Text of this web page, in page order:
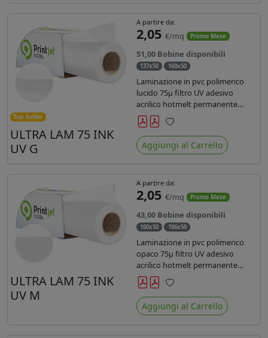
Top Seller
ULTRA LAM 75 INK
UV G
A partire da:
2,05 €/mq Promo Mese
51,00 Bobine disponibili
137x50 160x50
Laminazione in pvc polimerico
lucido 75µ filtro UV adesivo
acrilico hotmelt permanente
specifico per stampe con
inchiostri UV durata 7 anni indoor
e 5 outdoor. Dotato di certificato
ignifugo Bs1d0.
Preferiti
Aggiungi al Carrello
ULTRA LAM 75 INK
UV M
A partire da:
2,05 €/mq Promo Mese
43,00 Bobine disponibili
160x50 106x50
Laminazione in pvc polimerico
opaco 75µ filtro UV adesivo
acrilico hotmelt permanente
specifico per stampe con
inchiostri UV durata 7 anni indoor
e 5 outdoor. Dotato di certificato
ignifugo Bs1d0.
Preferiti
Aggiungi al Carrello